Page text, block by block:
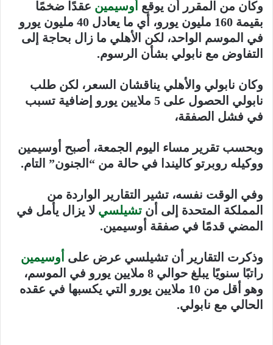
وكان من المقرر أن يوقع أوسيمين عقدًا ضخمًا
بقيمة 160 مليون يورو، أي ما يعادل 40 مليون يورو
في الموسم الواحد، لكن الأهلي ما زال بحاجة إلى
التفاوض مع نابولي بشأن الرسوم.
وكان نابولي والأهلي يناقشان السعر، لكن طلب
نابولي الحصول على 5 ملايين يورو إضافية تسبب
في فشل الصفقة،
وبحسب تقرير مساء اليوم الجمعة، أصبح أوسيمين
ووكيله روبرتو كاليندا في حالة من “الجنون” التام.
وفي الوقت نفسه، تشير التقارير الواردة من
المملكة المتحدة إلى أن تشيلسي لا يزال يأمل في
المضي قدمًا في صفقة أوسيمين.
وذكرت التقارير أن تشيلسي عرض على أوسيمين
راتبًا سنويًا يبلغ حوالي 8 ملايين يورو في الموسم،
وهو أقل من 10 ملايين يورو التي يكسبها في عقده
الحالي مع نابولي.